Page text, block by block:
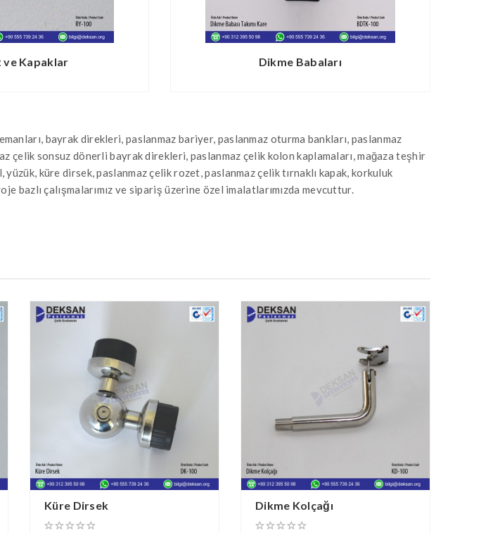
ve Kapaklar Dikme Babaları
bayrak direkleri, paslanmaz bariyer, paslanmaz oturma bankları, paslanmaz
çelik sonsuz dönerli bayrak direkleri, paslanmaz çelik kolon kaplamaları, mağaza teşhir
küre dirsek, paslanmaz çelik rozet, paslanmaz çelik tırnaklı kapak, korkuluk
bazlı çalışmalarımız ve sipariş üzerine özel imalatlarımızda mevcuttur.
Küre Dirsek Dikme Kolçağı